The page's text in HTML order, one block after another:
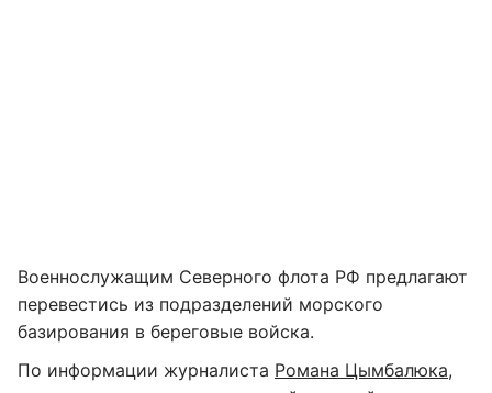
Военнослужащим Северного флота РФ предлагают
перевестись из подразделений морского
базирования в береговые войска.
По информации журналиста Романа Цымбалюка,